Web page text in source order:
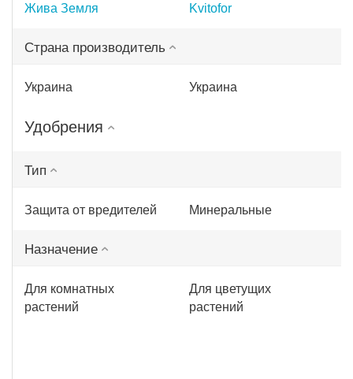
Жива Земля Kvitofor
Страна производитель
Украина Украина
Удобрения
Тип
Защита от вредителей Минеральные
Назначение
Для комнатных
растений
Для цветущих
растений